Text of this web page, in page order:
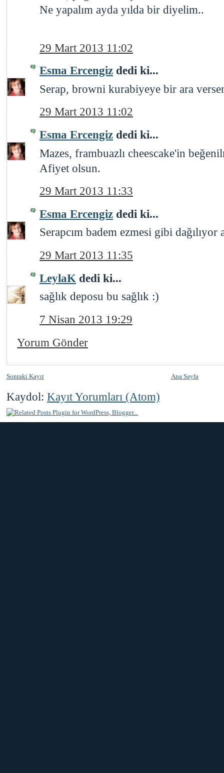
Ne yapalım ayda yılda bir diyelim..
29 Mart 2013 11:02
Esma Ercengiz dedi ki...
Serap, browni kurabiyeye bir ara
29 Mart 2013 11:02
Esma Ercengiz dedi ki...
Mazes, frambuazlı cheescake'in
Afiyet olsun.
29 Mart 2013 11:33
Esma Ercengiz dedi ki...
Serapcım badem ezmesi gibi dağılıyor
29 Mart 2013 11:35
LeylaK dedi ki...
sağlık deposu bu sağlık :)
7 Nisan 2013 19:29
Yorum Gönder
Sonraki Kayıt Ana Sayfa
Kaydol: Kayıt Yorumları (Atom)